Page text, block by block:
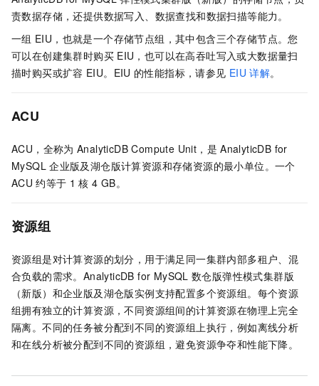
责数据存储，还提供数据写入、数据查找和数据扫描等能力。
一组 EIU，也就是一个存储节点组，其中包含三个存储节点。您
可以在创建集群时购买 EIU，也可以在高吞吐写入或大数据量扫
描时购买或扩容 EIU。EIU 的性能指标，请参见 EIU 详解。
ACU
ACU，全称为 AnalyticDB Compute Unit，是 AnalyticDB for
MySQL 企业版及湖仓版计算资源和存储资源的最小单位。一个
ACU 约等于 1 核 4 GB。
资源组
资源组是对计算资源的划分，用于满足同一集群内部多租户、混
合负载的需求。 AnalyticDB for MySQL 数仓版弹性模式集群版
（新版） 和企业版及湖仓版实例支持配置多个资源组。每个资源
组拥有独立的计算资源，不同资源组间的计算资源在物理上完全
隔离。不同的任务被分配到不同的资源组上执行，例如离线分析
和在线分析被分配到不同的资源组，避免资源争夺和性能下降。